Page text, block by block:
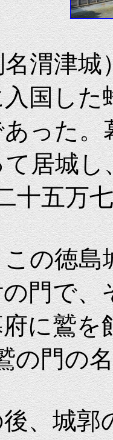
渭津城
国した
った。
居城し
十五万
の徳島
門で、
に鷲を
の門の
、城郭